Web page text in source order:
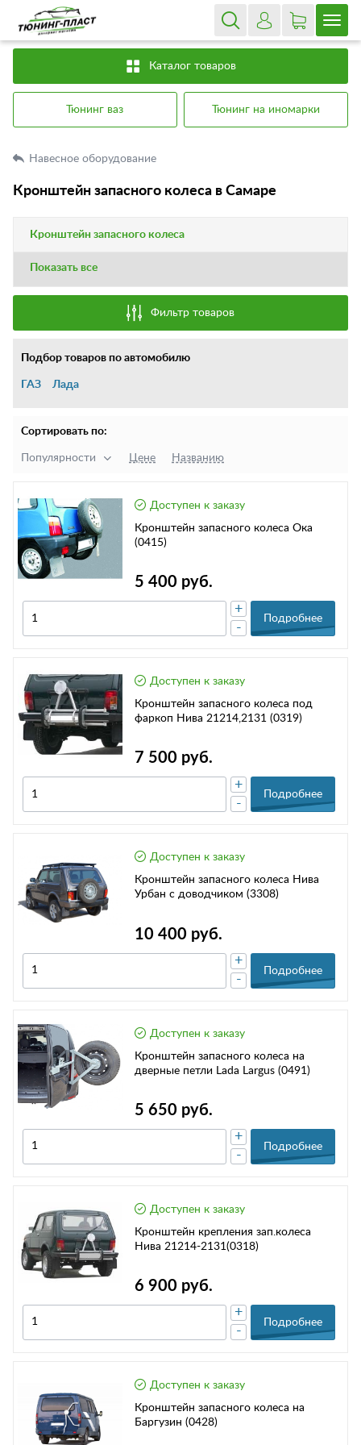
Каталог товаров
Тюнинг ваз Тюнинг на иномарки
Навесное оборудование
Кронштейн запасного колеса в Самаре
Кронштейн запасного колеса
Показать все
Фильтр товаров
Подбор товаров по автомобилю
ГАЗ Лада
Сортировать по:
Популярности Цене Названию
Доступен к заказу
Кронштейн запасного колеса Ока
(0415)
5 400 руб.
-
+
Подробнее
Доступен к заказу
Кронштейн запасного колеса под
фаркоп Нива 21214,2131 (0319)
7 500 руб.
-
+
Подробнее
Доступен к заказу
Кронштейн запасного колеса Нива
Урбан с доводчиком (3308)
10 400 руб.
-
+
Подробнее
Доступен к заказу
Кронштейн запасного колеса на
дверные петли Lada Largus (0491)
5 650 руб.
-
+
Подробнее
Доступен к заказу
Кронштейн крепления зап.колеса
Нива 21214-2131(0318)
6 900 руб.
-
+
Подробнее
Доступен к заказу
Кронштейн запасного колеса на
Баргузин (0428)